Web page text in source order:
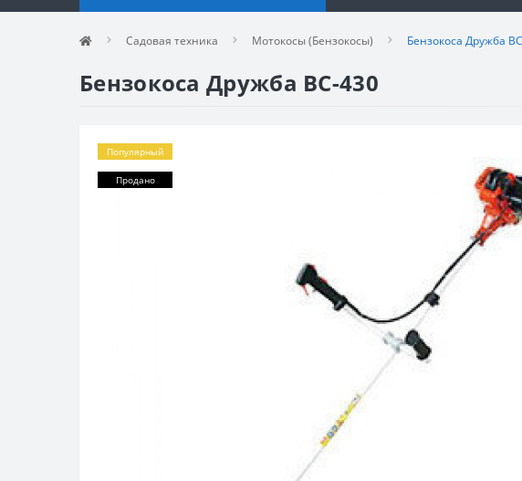
Садовая техника Мотокосы (Бензокосы) Бензокоса Дружба
Бензокоса Дружба BC-430
Популярный
Продано